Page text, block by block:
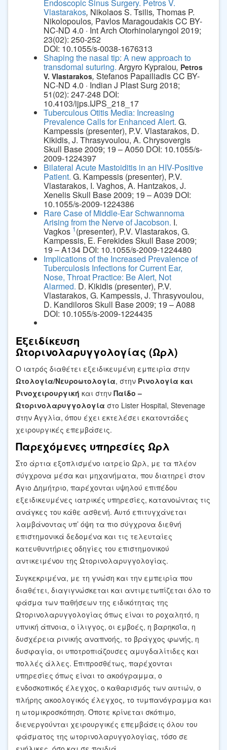
Endoscopic Sinus Surgery. Petros V.
Vlastarakos, Nikolaos S. Tsilis, Thomas P.
Nikolopoulos, Pavlos Maragoudakis CC BY-
NC-ND 4.0 · Int Arch Otorhinolaryngol 2019;
23(02): 250-252
DOI: 10.1055/s-0038-1676313
Shaping the nasal tip: A new approach to
transdomal suturing. Argyro Kypraiou, Petros
V. Vlastarakos, Stefanos Papailiadis CC BY-
NC-ND 4.0 · Indian J Plast Surg 2018;
51(02): 247-248 DOI:
10.4103/ijps.IJPS_218_17
Tuberculous Otitis Media: Increasing
Prevalence Calls for Enhanced Alert. G.
Kampessis (presenter), P.V. Vlastarakos, D.
Kikidis, J. Thrasyvoulou, A. Chrysovergis
Skull Base 2009; 19 – A050 DOI: 10.1055/s-
2009-1224397
Bilateral Acute Mastoiditis in an HIV-Positive
Patient. G. Kampessis (presenter), P.V.
Vlastarakos, I. Vaghos, A. Hantzakos, J.
Xenelis Skull Base 2009; 19 – A039 DOI:
10.1055/s-2009-1224386
Rare Case of Middle-Ear Schwannoma
Arising from the Nerve of Jacobson. I.
Vagkos 1(presenter), P.V. Vlastarakos, G.
Kampessis, E. Ferekides Skull Base 2009;
19 – A134 DOI: 10.1055/s-2009-1224480
Implications of the Increased Prevalence of
Tuberculosis Infections for Current Ear,
Nose, Throat Practice: Be Alert, Not
Alarmed. D. Kikidis (presenter), P.V.
Vlastarakos, G. Kampessis, J. Thrasyvoulou,
D. Kandiloros Skull Base 2009; 19 – A088
DOI: 10.1055/s-2009-1224435
Εξειδίκευση
Ωτορινολαρυγγολογίας (Ωρλ)
Ο ιατρός διαθέτει εξειδικευμένη εμπειρία στην
Ωτολογία/Νευροωτολογία, στην Ρινολογία και
Ρινοχειρουργική και στην Παίδο –
Ωτορινολαρυγγολογία στο Lister Hospital, Stevenage
στην Αγγλία, όπου έχει εκτελέσει εκατοντάδες
χειρουργικές επεμβάσεις.
Παρεχόμενες υπηρεσίες Ωρλ
Στο άρτια εξοπλισμένο ιατρείο Ωρλ, με τα πλέον
σύγχρονα μέσα και μηχανήματα, που διατηρεί στον
Άγιο Δημήτριο, παρέχονται υψηλού επιπέδου
εξειδικευμένες ιατρικές υπηρεσίες, κατανοώντας τις
ανάγκες του κάθε ασθενή. Αυτό επιτυγχάνεται
λαμβάνοντας υπ’ όψη τα πιο σύγχρονα διεθνή
επιστημονικά δεδομένα και τις τελευταίες
κατευθυντήριες οδηγίες του επιστημονικού
αντικειμένου της Ωτορινολαρυγγολογίας.
Συγκεκριμένα, με τη γνώση και την εμπειρία που
διαθέτει, διαγιγνώσκεται και αντιμετωπίζεται όλο το
φάσμα των παθήσεων της ειδικότητας της
Ωτορινολαρυγγολογίας όπως είναι το ροχαλητό, η
υπνική άπνοια, ο ίλιγγος, οι εμβοές, η βαρηκοΐα, η
δυσχέρεια ρινικής αναπνοής, το βράγχος φωνής, η
δυσφαγία, οι υποτροπιάζουσες αμυγδαλίτιδες και
πολλές άλλες. Επιπροσθέτως, παρέχονται
υπηρεσίες όπως είναι το ακοόγραμμα, ο
ενδοσκοπικός έλεγχος, ο καθαρισμός των αυτιών, ο
πλήρης ακοολογικός έλεγχος, το τυμπανόγραμμα και
η ωτομικροσκόπηση. Όποτε κρίνεται σκόπιμο,
διενεργούνται χειρουργικές επεμβάσεις όλου του
φάσματος της ωτορινολαρυγγολογίας, τόσο σε